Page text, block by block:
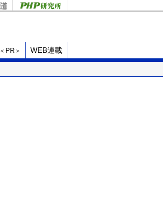
＜PR＞ WEB連載